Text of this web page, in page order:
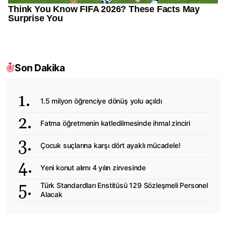
Son Dakika
1.5 milyon öğrenciye dönüş yolu açıldı
Fatma öğretmenin katledilmesinde ihmal zinciri
Çocuk suçlarına karşı dört ayaklı mücadele!
Yeni konut alımı 4 yılın zirvesinde
Türk Standardları Enstitüsü 129 Sözleşmeli Personel
Alacak